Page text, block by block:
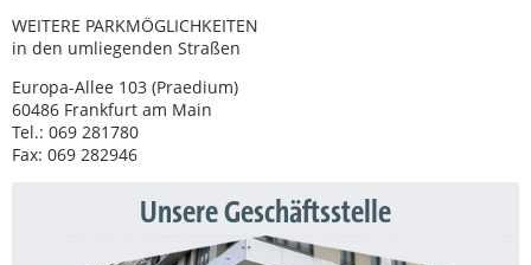
WEITERE PARKMÖGLICHKEITEN
in den umliegenden Straßen
Europa-Allee 103 (Praedium)
60486 Frankfurt am Main
Tel.: 069 281780
Fax: 069 282946
Unsere Geschäftsstelle